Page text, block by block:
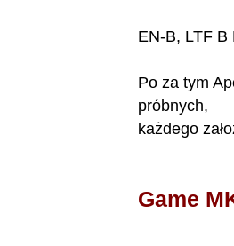
EN-B, LTF
Po za tym
próbnych,
każdego
Game